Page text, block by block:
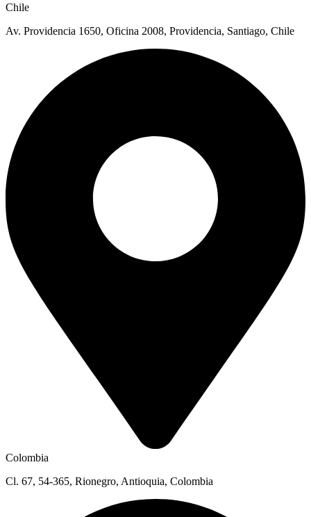
Chile
Av. Providencia 1650, Oficina 2008, Providencia, Santiago, Chile
Colombia
Cl. 67, 54-365, Rionegro, Antioquia, Colombia